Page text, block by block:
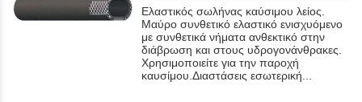
Ελαστικός σωλήνας καύσιμου λείος.
Μαύρο συνθετικό ελαστικό ενισχυόμενο
με συνθετικά νήματα ανθεκτικό στην
διάβρωση και στους υδρογονάνθρακες.
Χρησιμοποιείτε για την παροχή
καυσίμου.Διαστάσεις εσωτερική...